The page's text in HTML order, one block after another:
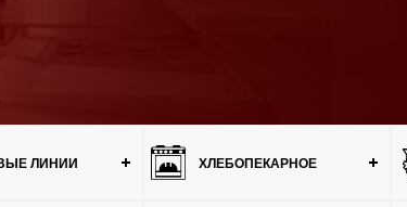
ЛИНИИ ХЛЕБОПЕКАРНОЕ